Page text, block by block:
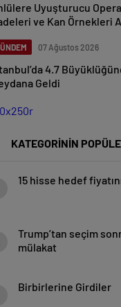
Uyuşturucu
ve Kan Örnekleri
07 Ağustos 2026
4.7
Geldi
KATEGORİNİN
15 hisse hedef
Trump’tan seçim
mülakat
Birbirlerine Girdiler